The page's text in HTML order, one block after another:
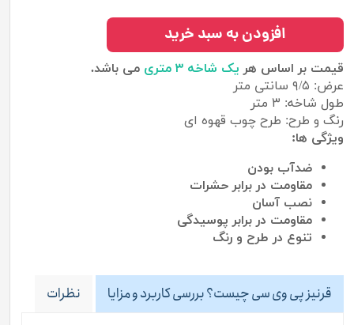
قیمت بر اساس هر یک شاخه ۳ متری
می باشد.
عرض: ۹/۵ سانتی متر
طول شاخه: ۳ متر
رنگ و طرح: طرح چوب قهوه ای
ویژگی ها:
ضدآب بودن
مقاومت در برابر حشرات
نصب آسان
مقاومت در برابر پوسیدگی
تنوع در طرح و رنگ
افزودن به سبد خرید
قرنیز پی وی سی چیست؟ بررسی کاربرد و مزایا نظرات